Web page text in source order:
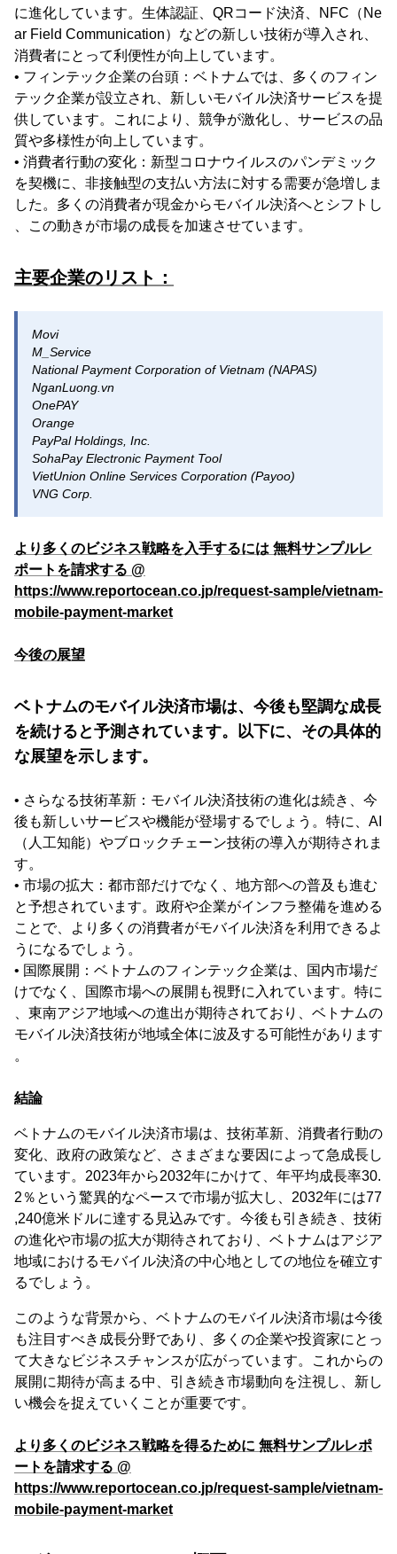
に進化しています。生体認証、QRコード決済、NFC（Ne
ar Field Communication）などの新しい技術が導入され、
消費者にとって利便性が向上しています。
• フィンテック企業の台頭：ベトナムでは、多くのフィン
テック企業が設立され、新しいモバイル決済サービスを提
供しています。これにより、競争が激化し、サービスの品
質や多様性が向上しています。
• 消費者行動の変化：新型コロナウイルスのパンデミック
を契機に、非接触型の支払い方法に対する需要が急増しま
した。多くの消費者が現金からモバイル決済へとシフトし
、この動きが市場の成長を加速させています。
主要企業のリスト：
Movi
M_Service
National Payment Corporation of Vietnam (NAPAS)
NganLuong.vn
OnePAY
Orange
PayPal Holdings, Inc.
SohaPay Electronic Payment Tool
VietUnion Online Services Corporation (Payoo)
VNG Corp.
より多くのビジネス戦略を入手するには 無料サンプルレ
ポートを請求する @
https://www.reportocean.co.jp/request-sample/vietnam-
mobile-payment-market
今後の展望
ベトナムのモバイル決済市場は、今後も堅調な成長
を続けると予測されています。以下に、その具体的
な展望を示します。
• さらなる技術革新：モバイル決済技術の進化は続き、今
後も新しいサービスや機能が登場するでしょう。特に、AI
（人工知能）やブロックチェーン技術の導入が期待されま
す。
• 市場の拡大：都市部だけでなく、地方部への普及も進む
と予想されています。政府や企業がインフラ整備を進める
ことで、より多くの消費者がモバイル決済を利用できるよ
うになるでしょう。
• 国際展開：ベトナムのフィンテック企業は、国内市場だ
けでなく、国際市場への展開も視野に入れています。特に
、東南アジア地域への進出が期待されており、ベトナムの
モバイル決済技術が地域全体に波及する可能性があります
。
結論
ベトナムのモバイル決済市場は、技術革新、消費者行動の
変化、政府の政策など、さまざまな要因によって急成長し
ています。2023年から2032年にかけて、年平均成長率30.
2％という驚異的なペースで市場が拡大し、2032年には77
,240億米ドルに達する見込みです。今後も引き続き、技術
の進化や市場の拡大が期待されており、ベトナムはアジア
地域におけるモバイル決済の中心地としての地位を確立す
るでしょう。
このような背景から、ベトナムのモバイル決済市場は今後
も注目すべき成長分野であり、多くの企業や投資家にとっ
て大きなビジネスチャンスが広がっています。これからの
展開に期待が高まる中、引き続き市場動向を注視し、新し
い機会を捉えていくことが重要です。
より多くのビジネス戦略を得るために 無料サンプルレポ
ートを請求する @
https://www.reportocean.co.jp/request-sample/vietnam-
mobile-payment-market